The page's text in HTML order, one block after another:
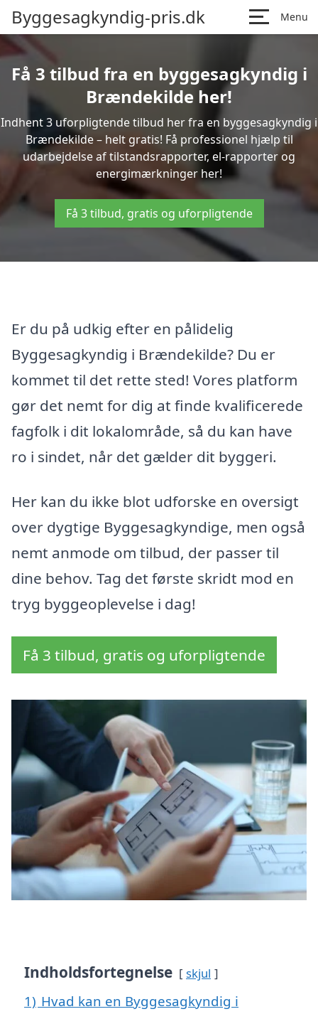
Byggesagkyndig-pris.dk Menu
Få 3 tilbud fra en byggesagkyndig i
Brændekilde her!
Indhent 3 uforpligtende tilbud her fra en byggesagkyndig i
Brændekilde – helt gratis! Få professionel hjælp til
udarbejdelse af tilstandsrapporter, el-rapporter og
energimærkninger her!
Få 3 tilbud, gratis og uforpligtende
Er du på udkig efter en pålidelig
Byggesagkyndig i Brændekilde? Du er
kommet til det rette sted! Vores platform
gør det nemt for dig at finde kvalificerede
fagfolk i dit lokalområde, så du kan have
ro i sindet, når det gælder dit byggeri.
Her kan du ikke blot udforske en oversigt
over dygtige Byggesagkyndige, men også
nemt anmode om tilbud, der passer til
dine behov. Tag det første skridt mod en
tryg byggeoplevelse i dag!
Få 3 tilbud, gratis og uforpligtende
Indholdsfortegnelse skjul
1) Hvad kan en Byggesagkyndig i